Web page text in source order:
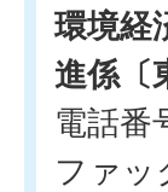
環境経
進係〔
電話番
ファッ